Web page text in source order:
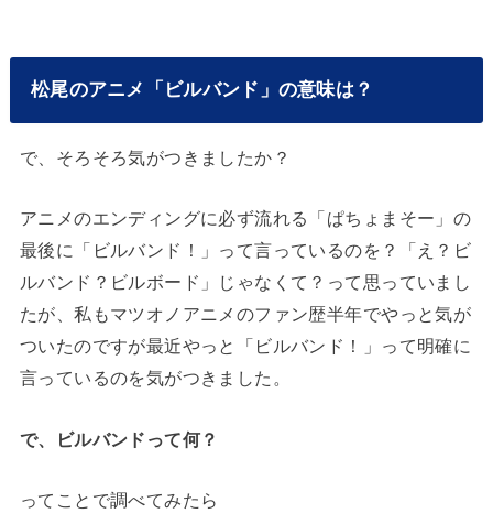
松尾のアニメ「ビルバンド」の意味は？
で、そろそろ気がつきましたか？
アニメのエンディングに必ず流れる「ぱちょまそー」の
最後に「ビルバンド！」って言っているのを？「え？ビ
ルバンド？ビルボード」じゃなくて？って思っていまし
たが、私もマツオノアニメのファン歴半年でやっと気が
ついたのですが最近やっと「ビルバンド！」って明確に
言っているのを気がつきました。
で、ビルバンドって何？
ってことで調べてみたら